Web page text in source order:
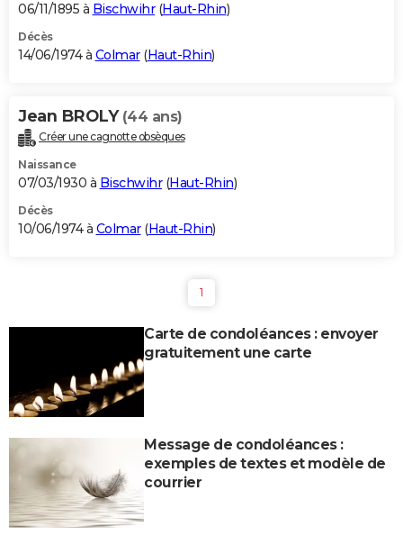
06/11/1895 à Bischwihr(Haut-Rhin)
Décès
14/06/1974 à Colmar(Haut-Rhin)
Jean BROLY (44 ans)
Créer une cagnotte obsèques
Naissance
07/03/1930 à Bischwihr(Haut-Rhin)
Décès
10/06/1974 à Colmar(Haut-Rhin)
1
Carte de condoléances : envoyer
gratuitement une carte
Message de condoléances :
exemples de textes et modèle de
courrier